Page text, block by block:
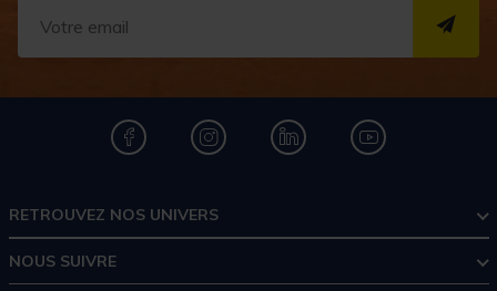
RETROUVEZ NOS UNIVERS
NOUS SUIVRE